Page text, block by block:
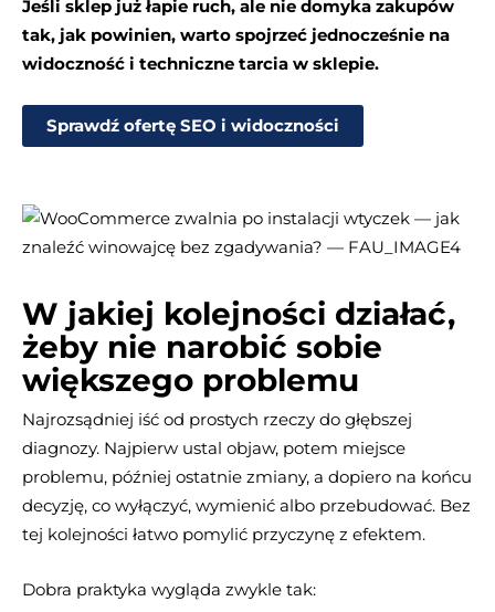
Jeśli sklep już łapie ruch, ale nie domyka zakupów
tak, jak powinien, warto spojrzeć jednocześnie na
widoczność i techniczne tarcia w sklepie.
Sprawdź ofertę SEO i widoczności
W jakiej kolejności działać,
żeby nie narobić sobie
większego problemu
Najrozsądniej iść od prostych rzeczy do głębszej
diagnozy. Najpierw ustal objaw, potem miejsce
problemu, później ostatnie zmiany, a dopiero na końcu
decyzję, co wyłączyć, wymienić albo przebudować. Bez
tej kolejności łatwo pomylić przyczynę z efektem.
Dobra praktyka wygląda zwykle tak: